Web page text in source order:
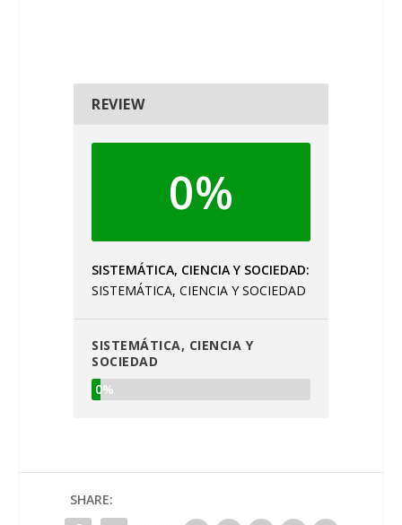
REVIEW
0%
SISTEMÁTICA, CIENCIA Y SOCIEDAD
SISTEMÁTICA, CIENCIA Y SOCIEDAD
SISTEMÁTICA, CIENCIA Y
SOCIEDAD
0%
SHARE: